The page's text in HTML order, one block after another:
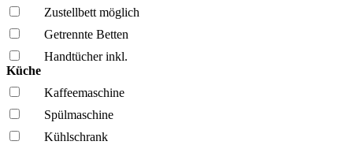
Zustellbett möglich
Getrennte Betten
Handtücher inkl.
Küche
Kaffee­maschine
Spül­maschine
Kühl­schrank